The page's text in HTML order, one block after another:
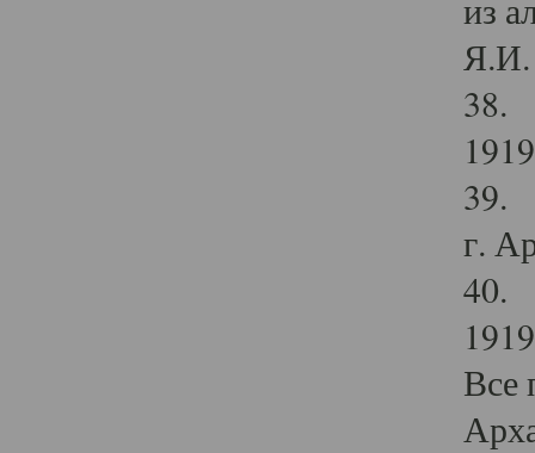
из
Я.И.
38.
39.
г.
40.
Все